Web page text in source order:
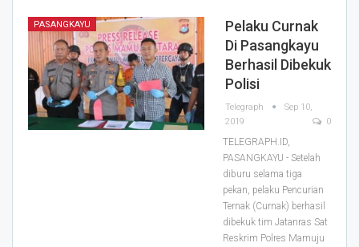
PASANGKAYU
Pelaku Curnak
Di Pasangkayu
Berhasil Dibekuk
Polisi
Telegraph
Sep 10,
2019
0
TELEGRAPH.ID,
PASANGKAYU - Setelah
diburu selama tiga
pekan, pelaku Pencurian
Ternak (Curnak) berhasil
dibekuk tim Jatanras Sat
Reskrim Polres Mamuju